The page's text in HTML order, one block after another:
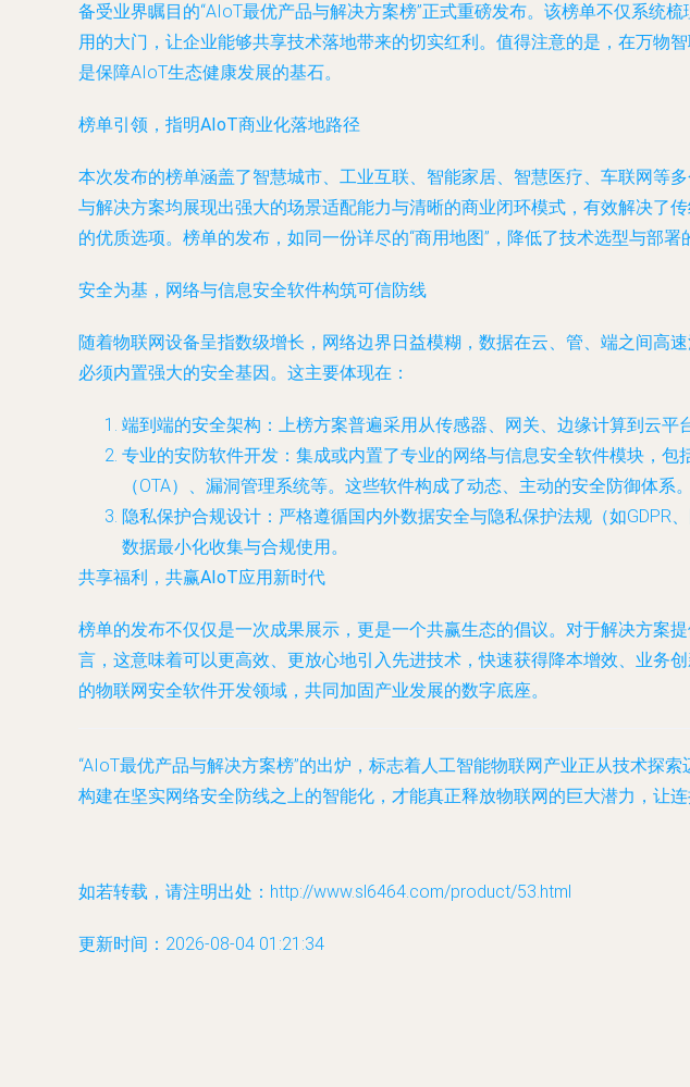
备受业界瞩目的“AIoT最优产品与解决方案榜”正式重磅发布。该榜单不仅系统
用的大门，让企业能够共享技术落地带来的切实红利。值得注意的是，在万物
是保障AIoT生态健康发展的基石。
榜单引领，指明AIoT商业化落地路径
本次发布的榜单涵盖了智慧城市、工业互联、智能家居、智慧医疗、车联网等
与解决方案均展现出强大的场景适配能力与清晰的商业闭环模式，有效解决了
的优质选项。榜单的发布，如同一份详尽的“商用地图”，降低了技术选型与部
安全为基，网络与信息安全软件构筑可信防线
随着物联网设备呈指数级增长，网络边界日益模糊，数据在云、管、端之间高
必须内置强大的安全基因。这主要体现在：
端到端的安全架构 ：上榜方案普遍采用从传感器、网关、边缘计算到云
专业的安防软件开发 ：集成或内置了专业的网络与信息安全软件模块，
（OTA）、漏洞管理系统等。这些软件构成了动态、主动的安全防御体系。
隐私保护合规设计 ：严格遵循国内外数据安全与隐私保护法规（如
数据最小化收集与合规使用。
共享福利，共赢AIoT应用新时代
榜单的发布不仅仅是一次成果展示，更是一个共赢生态的倡议。对于解决方案
言，这意味着可以更高效、更放心地引入先进技术，快速获得降本增效、业务
的物联网安全软件开发领域，共同加固产业发展的数字底座。
“AIoT最优产品与解决方案榜”的出炉，标志着人工智能物联网产业正从技术探
构建在坚实网络安全防线之上的智能化，才能真正释放物联网的巨大潜力，让
如若转载，请注明出处：http://www.sl6464.com/product/53.html
更新时间：2026-08-04 01:21:34